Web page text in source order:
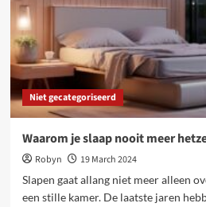
Niet gecategoriseerd
Waarom je slaap nooit meer
Robyn
19 March 2024
Slapen gaat allang niet meer alleen
een stille kamer. De laatste jaren